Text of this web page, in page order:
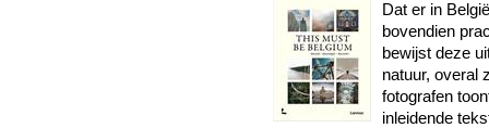
Dat er in
bovendien
bewijst deze
natuur, overal
fotografen
inleidende